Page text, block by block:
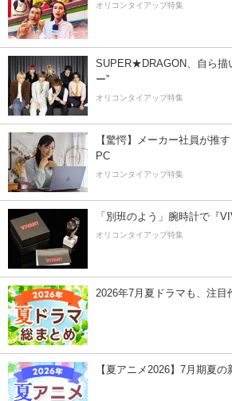
オリコンタイアップ特集
SUPER★DRAGON、自ら描
ー”
オリコンタイアップ特集
【驚愕】メーカー社員が推
PC
オリコンタイアップ特集
「別班のよう」腕時計で『
オリコンタイアップ特集
2026年7月夏ドラマも、注目
【夏アニメ2026】7月期夏